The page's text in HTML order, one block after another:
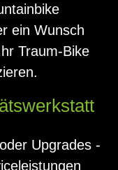
ein Wunsch
Traum-Bike
Upgrades -